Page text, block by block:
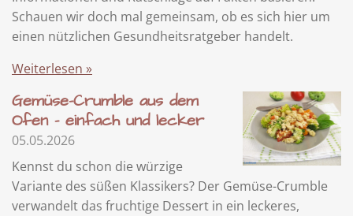
Schauen wir doch mal gemeinsam, ob es sich hier um
einen nützlichen Gesundheitsratgeber handelt.
Weiterlesen »
Gemüse-Crumble aus dem
Ofen - einfach und lecker
05.05.2026
Kennst du schon die würzige
Variante des süßen Klassikers? Der Gemüse-Crumble
verwandelt das fruchtige Dessert in ein leckeres,